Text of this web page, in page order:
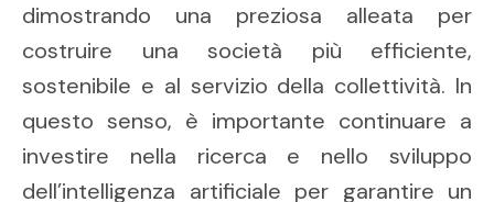
dimostrando una preziosa alleata per
costruire una società più efficiente,
sostenibile e al servizio della collettività. In
questo senso, è importante continuare a
investire nella ricerca e nello sviluppo
dell’intelligenza artificiale per garantire un